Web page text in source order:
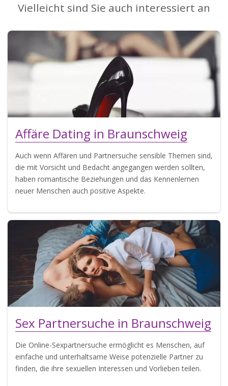
Vielleicht sind Sie auch interessiert an
Affäre Dating in Braunschweig
Auch wenn Affären und Partnersuche sensible Themen sind,
die mit Vorsicht und Bedacht angegangen werden sollten,
haben romantische Beziehungen und das Kennenlernen
neuer Menschen auch positive Aspekte.
Sex Partnersuche in Braunschweig
Die Online-Sexpartnersuche ermöglicht es Menschen, auf
einfache und unterhaltsame Weise potenzielle Partner zu
finden, die ihre sexuellen Interessen und Vorlieben teilen.